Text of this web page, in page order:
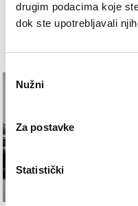
drugim podacima koje
dok ste upotrebljavali
Odabir
pristanka
Nužni
Za postavke
Statistički